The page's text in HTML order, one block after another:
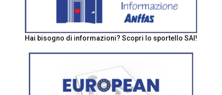
Hai bisogno di informazioni? Scopri lo sportello SAI!